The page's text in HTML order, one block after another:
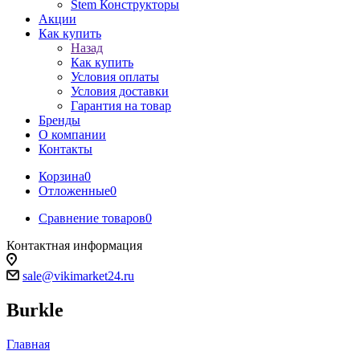
Stem Конструкторы
Акции
Как купить
Назад
Как купить
Условия оплаты
Условия доставки
Гарантия на товар
Бренды
О компании
Контакты
Корзина0
Отложенные0
Сравнение товаров0
Контактная информация
sale@vikimarket24.ru
Burkle
Главная